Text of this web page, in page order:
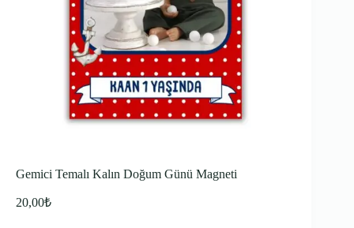
Gemici Temalı Kalın Doğum Günü Magneti
20,00₺